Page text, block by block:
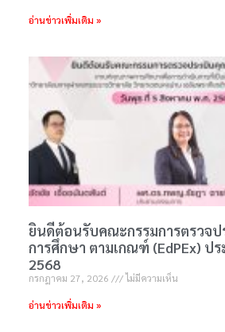
อ่านข่าวเพิ่มเติม »
ยินดีต้อนรับคณะกรรมการตรวจ
การศึกษา ตามเกณฑ์ (EdPEx) ป
2568
กรกฎาคม 27, 2026 ไม่มีความเห็น
อ่านข่าวเพิ่มเติม »